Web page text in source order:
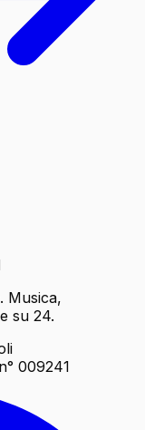
Musica,
su 24.
009241